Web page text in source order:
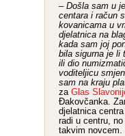
–Došla sam u
centara i račun
kovanicama u
djelatnica na
kada sam joj
bila sigurna je li
ili dio
voditeljicu
sam na kraju
za Glas
Đakovčanka.
djelatnica
radi u centru,
takvim novcem.